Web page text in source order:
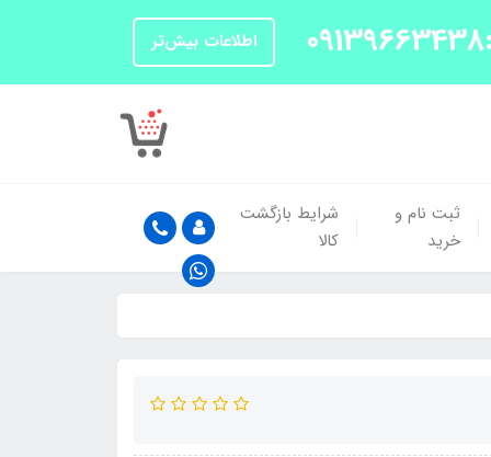
اطلاعات بیش‌تر
ثبت نام و
خرید
شرایط بازگشت
کالا